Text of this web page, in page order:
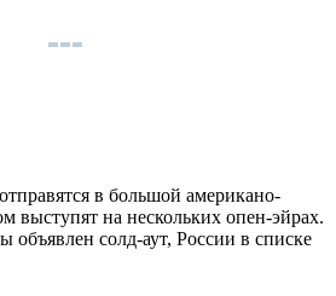
в большой американо-
выступят на нескольких опен-эйрах.
солд-аут, России в списке